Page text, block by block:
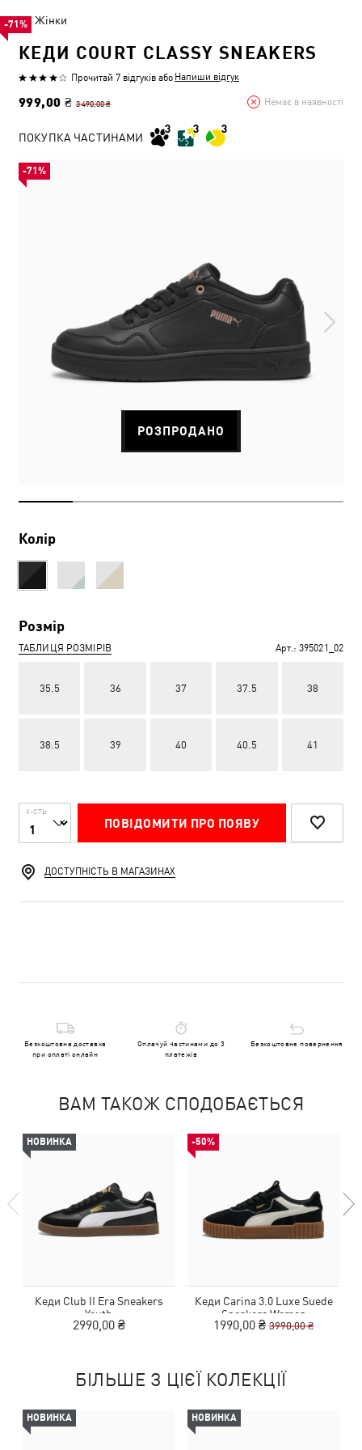
Жінки
КЕДИ COURT CLASSY SNEAKERS
Прочитай 7 відгуків або Напиши відгук
999,00 ₴ 3 490,00 ₴ Немає в наявності
-71%
ПОКУПКА ЧАСТИНАМИ
РОЗПРОДАНО
Колір
Розмір
ТАБЛИЦЯ РОЗМІРІВ Арт.: 395021_02
35.5 36 37 37.5 38
38.5 39 40 40.5 41
К-СТЬ
ПОВІДОМИТИ ПРО ПОЯВУ
-71%
ДОСТУПНІСТЬ В МАГАЗИНАХ
Безкоштовна доставка
при оплаті онлайн
Оплачуй частинами до 3
платежів
Безкоштовне повернення
ВАМ ТАКОЖ СПОДОБАЄТЬСЯ
НОВИНКА
Кеди Club II Era Sneakers
Youth
2990,00 ₴
-50%
Кеди Carina 3.0 Luxe Suede
Sneakers Women
1990,00 ₴ 3990,00 ₴
БІЛЬШЕ З ЦІЄЇ КОЛЕКЦІЇ
НОВИНКА НОВИНКА